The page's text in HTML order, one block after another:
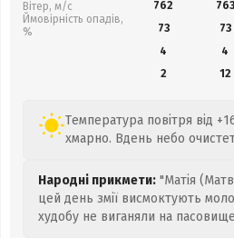
Вітер, м/с
Ймовірність опадів,
%
762
763
73
73
4
4
2
12
Температура повітря від
хмарно. Вдень небо
Народні прикмети: "Матія
цей день змії висмоктують
худобу не виганяли на